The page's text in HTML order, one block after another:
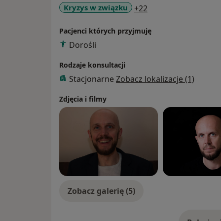
Kryzys w związku +22
Pacjenci których przyjmuję
Dorośli
Rodzaje konsultacji
Stacjonarne Zobacz lokalizacje (1)
Zdjęcia i filmy
Zobacz galerię (5)